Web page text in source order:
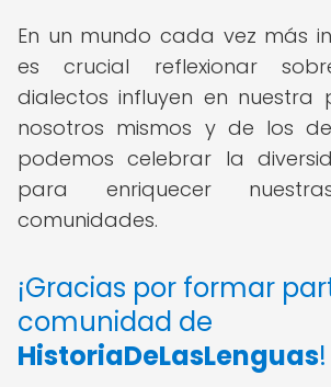
En un mundo cada vez más
es crucial reflexionar
dialectos influyen en nuestra
nosotros mismos y de los
podemos celebrar la
para enriquecer
comunidades.
¡Gracias por formar
comunidad de
HistoriaDeLasLenguas!